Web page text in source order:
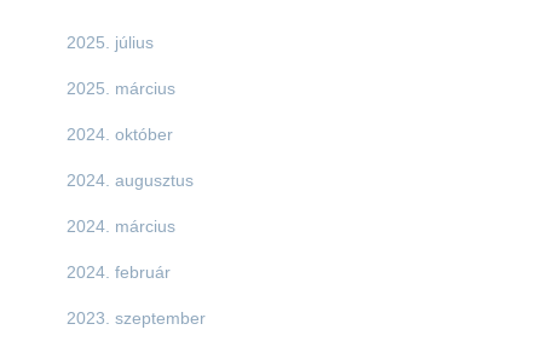
2025. július
2025. március
2024. október
2024. augusztus
2024. március
2024. február
2023. szeptember